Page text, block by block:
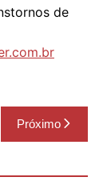
de
Próximo